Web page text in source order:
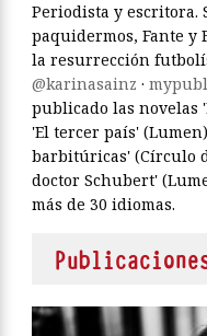
Periodista y escritora.
paquidermos, Fante y
la resurrección
@karinasainz ·
publicado las novelas
'El tercer país'
barbitúricas' (Círculo
doctor Schubert'
más de 30 idiomas.